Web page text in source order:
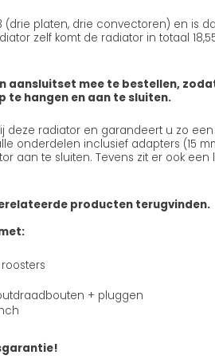
(drie platen, drie convectoren) en is
zelf komt de radiator in totaal
aansluitset mee te bestellen,
te hangen en aan te sluiten.
deze radiator en garandeert u zo
onderdelen inclusief adapters (15
aan te sluiten. Tevens zit er ook een
producten terugvinden.
+ pluggen